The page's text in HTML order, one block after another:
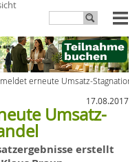
erneute Umsatz-Stagnation
17.08.2017
Umsatz-
erstellt